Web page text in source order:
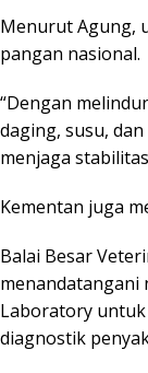
Menurut Agung,
pangan nasional.
“Dengan
daging, susu,
menjaga
Kementan juga
Balai Besar
menandatangani
Laboratory
diagnostik